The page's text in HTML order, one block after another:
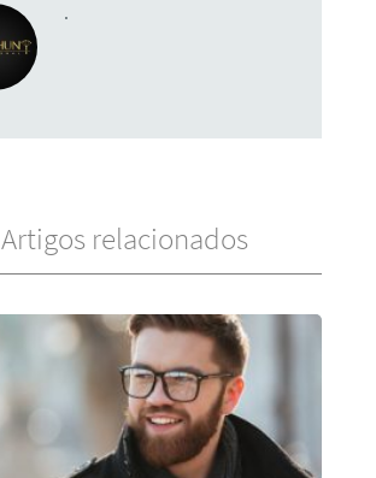
.
Artigos relacionados